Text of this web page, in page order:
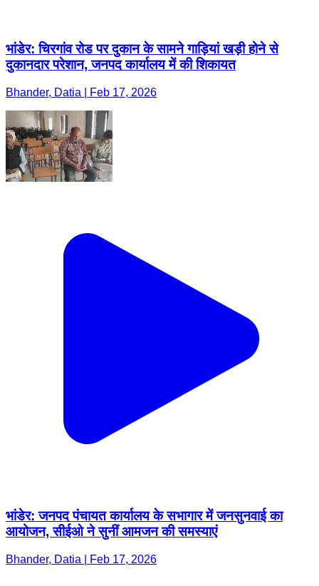
भांडेर: चिरगांव रोड पर दुकान के सामने गाड़ियां खड़ी होने से
दुकानदार परेशान, जनपद कार्यालय में की शिकायत
Bhander, Datia | Feb 17, 2026
भांडेर: जनपद पंचायत कार्यालय के सभागार में जनसुनवाई का
आयोजन, सीईओ ने सुनीं आमजन की समस्याएं
Bhander, Datia | Feb 17, 2026